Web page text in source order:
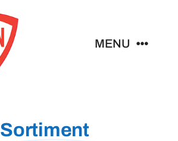
MENU
Sortiment